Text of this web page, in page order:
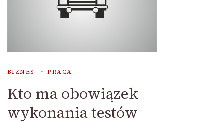
BIZNES PRACA
Kto ma obowiązek
wykonania testów